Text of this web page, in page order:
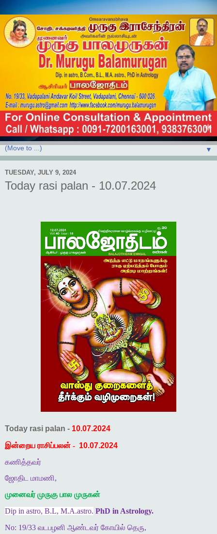
▼
TUESDAY, JULY 9, 2024
Today rasi palan - 10.07.2024
Today rasi palan - 10.07.2024
இன்றைய ராசிப்பலன் - 10.07.2024
கணித்தவர்
ஜோதிட மாமணி,
முனைவர் முருகு பால முருகன்
Dip in astro, B.L, M.A.astro. PhD in Astrology.
No: 19/33 வடபழனி ஆண்டவர் கோயில் தெரு,